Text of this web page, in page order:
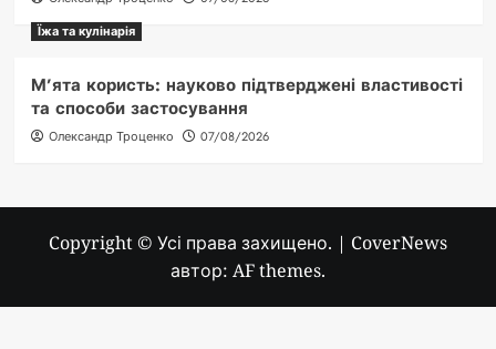
Їжа та кулінарія
М’ята користь: науково підтверджені властивості
та способи застосування
Олександр Троценко 07/08/2026
Copyright © Усі права захищено. | CoverNews
автор: AF themes.